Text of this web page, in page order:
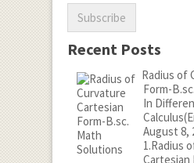
Recent Posts
Radius of
Form-
In
August 8,
1.Radius
Cartesian